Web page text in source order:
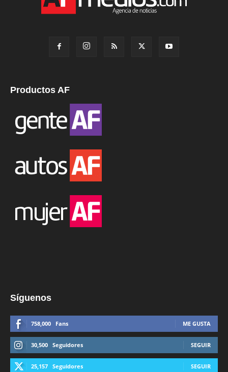
Productos AF
Síguenos
758,000 Fans ME GUSTA
30,500 Seguidores SEGUIR
25,157 Seguidores SEGUIR